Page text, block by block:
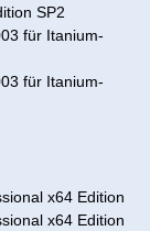
SP2
für Itanium-
für Itanium-
x64 Edition
x64 Edition